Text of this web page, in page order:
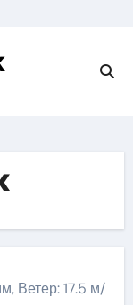
Ветер: 17.5 м/